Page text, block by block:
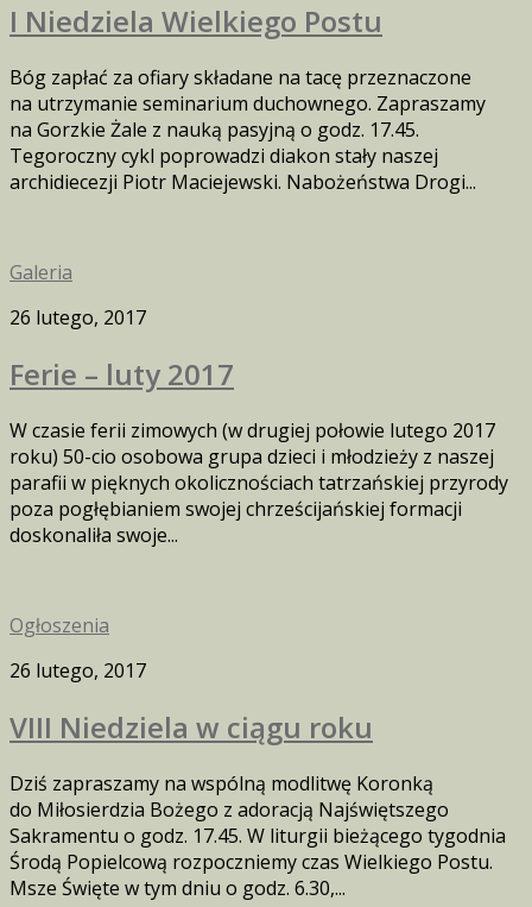
I Niedziela Wielkiego Postu
Bóg zapłać za ofiary składane na tacę przeznaczone
na utrzymanie seminarium duchownego. Zapraszamy
na Gorzkie Żale z nauką pasyjną o godz. 17.45.
Tegoroczny cykl poprowadzi diakon stały naszej
archidiecezji Piotr Maciejewski. Nabożeństwa Drogi...
Galeria
26 lutego, 2017
Ferie – luty 2017
W czasie ferii zimowych (w drugiej połowie lutego 2017
roku) 50-cio osobowa grupa dzieci i młodzieży z naszej
parafii w pięknych okolicznościach tatrzańskiej przyrody
poza pogłębianiem swojej chrześcijańskiej formacji
doskonaliła swoje...
Ogłoszenia
26 lutego, 2017
VIII Niedziela w ciągu roku
Dziś zapraszamy na wspólną modlitwę Koronką
do Miłosierdzia Bożego z adoracją Najświętszego
Sakramentu o godz. 17.45. W liturgii bieżącego tygodnia
Środą Popielcową rozpoczniemy czas Wielkiego Postu.
Msze Święte w tym dniu o godz. 6.30,...